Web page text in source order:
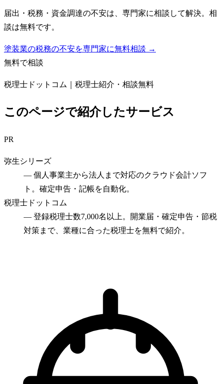
届出・税務・資金調達の不安は、専門家に相談して解決。相
談は無料です。
塗装業の税務の不安を専門家に無料相談 →
無料で相談
税理士ドットコム｜税理士紹介・相談無料
このページで紹介したサービス
PR
弥生シリーズ
— 個人事業主から法人まで対応のクラウド会計ソフ
ト。確定申告・記帳を自動化。
税理士ドットコム
— 登録税理士数7,000名以上。開業届・確定申告・節税
対策まで、業種に合った税理士を無料で紹介。